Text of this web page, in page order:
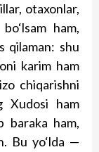
otaxonlar,
ham,
qilaman: shu
karim ham
chiqarishni
Xudosi ham
baraka ham,
Bu yo‘lda —